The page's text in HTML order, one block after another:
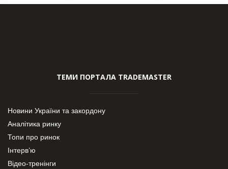
ТЕМИ ПОРТАЛА TRADEMASTER
Новини України та закордону
Аналітика ринку
Топи про ринок
Інтерв’ю
Відео-тренінги